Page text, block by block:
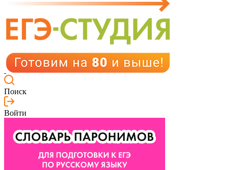
Поиск
Войти